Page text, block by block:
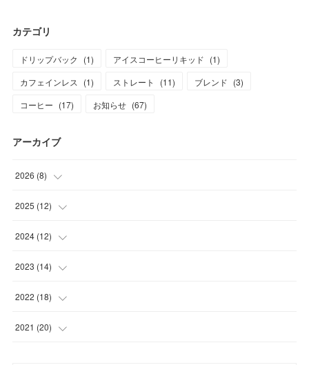
カテゴリ
ドリップバック (1) アイスコーヒーリキッド (1)
カフェインレス
(1) ストレート (11) ブレンド (3)
コーヒー (17) お知らせ (67)
アーカイブ
2026 (8)
(1
(1
(1
(1
2025 (12)
(1
(1
(1
(1
2024 (12)
(1
(1
(1
2023 (14)
(2
(1
2022 (18)
(1
2021 (20)